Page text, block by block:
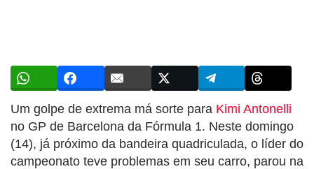
Um golpe de extrema má sorte para Kimi Antonelli
no GP de Barcelona da Fórmula 1. Neste domingo
(14), já próximo da bandeira quadriculada, o líder do
campeonato teve problemas em seu carro, parou na